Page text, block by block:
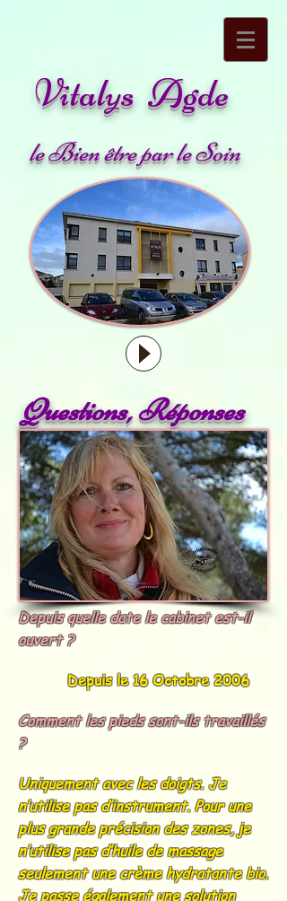
Vitalys Agde
le Bien être par le Soin
Questions, Réponses
Depuis quelle date le cabinet est-il
ouvert ?
Depuis le 16 Octobre 2006
Comment les pieds sont-ils travaillés
?
Uniquement avec les doigts. Je
n’utilise pas d’instrument. Pour une
plus grande précision des zones, je
n’utilise pas d’huile de massage
seulement une crème hydratante bio.
Je passe également une solution